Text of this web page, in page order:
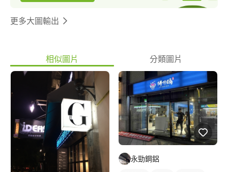
更多大圖輸出
相似圖片 分類圖片
永勁鋼鋁